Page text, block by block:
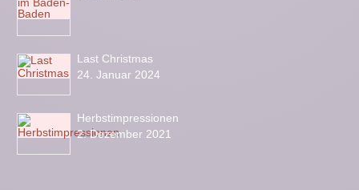
Last Christmas
24. Januar 2024
Herbstimpressionen
2. Dezember 2021